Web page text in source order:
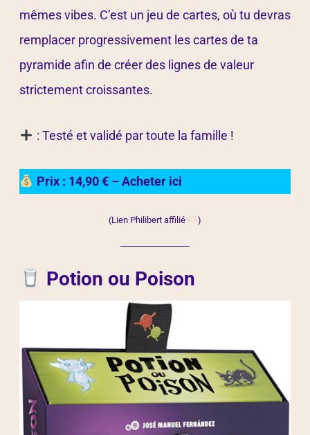
mêmes vibes. C’est un jeu de cartes, où tu devras
remplacer progressivement les cartes de ta
pyramide afin de créer des lignes de valeur
strictement croissantes.
: Testé et validé par toute la famille !
Prix : 14,90 € – Acheter ici
(Lien Philibert affilié )
Potion ou Poison